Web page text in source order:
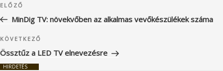
navigáció
Korábbi
bejegyzés
ELŐZŐ
MinDig TV: növekvőben az alkalmas vevőkészülékek száma
Következő
bejegyzés
KÖVETKEZŐ
Össztűz a LED TV elnevezésre
HIRDETÉS